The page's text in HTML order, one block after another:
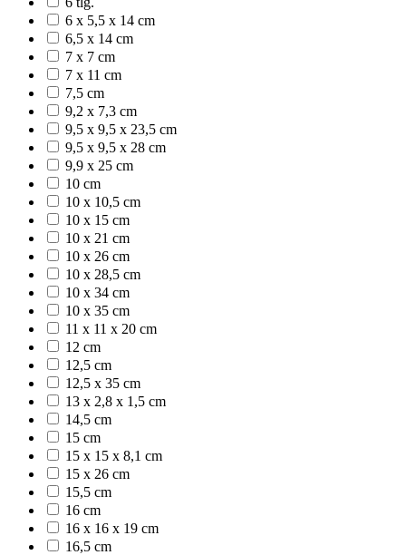
6 x 5,5 x 14 cm
6,5 x 14 cm
7 x 7 cm
7 x 11 cm
7,5 cm
9,2 x 7,3 cm
9,5 x 9,5 x 23,5 cm
9,5 x 9,5 x 28 cm
9,9 x 25 cm
10 cm
10 x 10,5 cm
10 x 15 cm
10 x 21 cm
10 x 26 cm
10 x 28,5 cm
10 x 34 cm
10 x 35 cm
11 x 11 x 20 cm
12 cm
12,5 cm
12,5 x 35 cm
13 x 2,8 x 1,5 cm
14,5 cm
15 cm
15 x 15 x 8,1 cm
15 x 26 cm
15,5 cm
16 cm
16 x 16 x 19 cm
16,5 cm